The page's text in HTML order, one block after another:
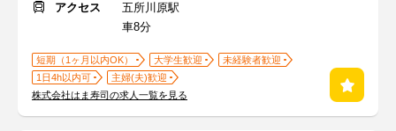
アクセス
五所川原駅
車8分
短期（1ヶ月以内OK） 大学生歓迎
未経験者歓迎
1日4h以内可
主婦(夫)歓迎
株式会社はま寿司の求人一覧を見る